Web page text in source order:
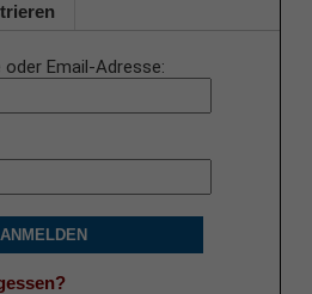
Email-Adresse
ANMELDEN